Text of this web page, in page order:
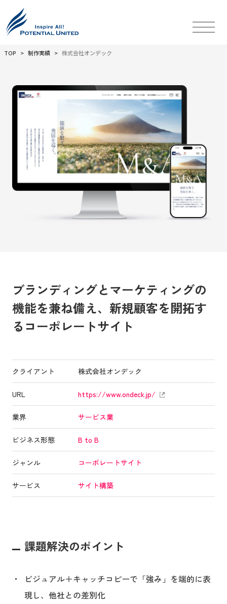
TOP 制作実績 株式会社オンデック
ブランディングとマーケティングの
機能を兼ね備え、 新規顧客を開拓す
るコーポレートサイト
クライアント 株式会社オンデック
URL https://www.ondeck.jp/
業界 サービス業
ビジネス形態 B to B
ジャンル コーポレートサイト
サービス サイト構築
課題解決のポイント
ビジュアル＋キャッチコピーで「強み」を端的に表
現し、他社との差別化